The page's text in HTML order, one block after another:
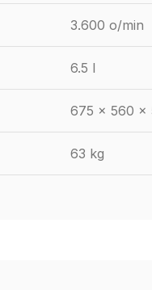
3.600 o/min
6.5 l
675 x 560 x
63 kg